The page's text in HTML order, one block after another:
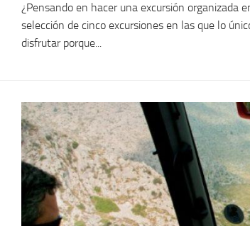
¿Pensando en hacer una excursión organizada
selección de cinco excursiones en las que lo
disfrutar porque...